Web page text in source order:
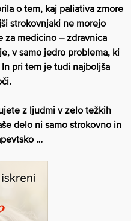
o tem, kaj paliativa zmore
strokovnjaki ne morejo
za medicino – zdravnica
v samo jedro problema, ki
pri tem je tudi najboljša
z ljudmi v zelo težkih
delo ni samo strokovno in
…